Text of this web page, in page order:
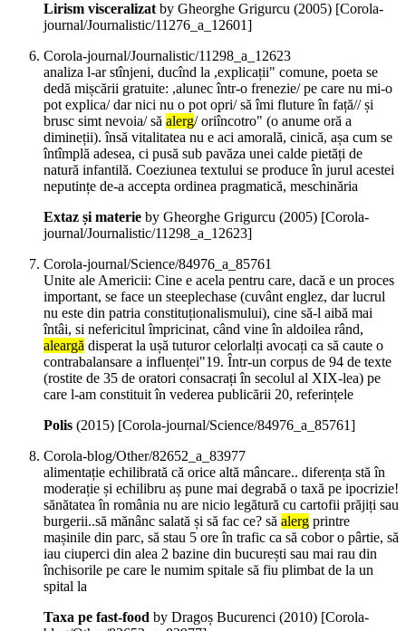
Lirism visceralizatby Gheorghe Grigurcu (2005) [Corola-
journal/Journalistic/11276_a_12601]
Corola-journal/Journalistic/11298_a_12623
analiza l-ar stînjeni, ducînd la ,explicații" comune, poeta se
dedă mișcării gratuite: ,alunec într-o frenezie/ pe care nu mi-o
pot explica/ dar nici nu o pot opri/ să îmi fluture în față// și
brusc simt nevoia/ să alerg/ oriîncotro" (o anume oră a
dimineții). însă vitalitatea nu e aci amorală, cinică, așa cum se
întîmplă adesea, ci pusă sub pavăza unei calde pietăți de
natură infantilă. Coeziunea textului se produce în jurul acestei
neputințe de-a accepta ordinea pragmatică, meschinăria
Extaz și materie by Gheorghe Grigurcu (2005) [Corola-
journal/Journalistic/11298_a_12623]
Corola-journal/Science/84976_a_85761
Unite ale Americii: Cine e acela pentru care, dacă e un proces
important, se face un steeplechase (cuvânt englez, dar lucrul
nu este din patria constituționalismului), cine să-l aibă mai
întâi, si nefericitul împricinat, când vine în aldoilea rând,
aleargă disperat la ușă tuturor celorlalți avocați ca să caute o
contrabalansare a influenței"19. Într-un corpus de 94 de texte
(rostite de 35 de oratori consacrați în secolul al XIX-lea) pe
care l-am constituit în vederea publicării 20, referințele
Polis (2015) [Corola-journal/Science/84976_a_85761]
Corola-blog/Other/82652_a_83977
alimentație echilibrată că orice altă mâncare.. diferența stă în
moderație și echilibru aș pune mai degrabă o taxă pe ipocrizie!
sănătatea în românia nu are nicio legătură cu cartofii prăjiți sau
burgerii..să mănânc salată și să fac ce? să alerg printre
mașinile din parc, să stau 5 ore în trafic ca să cobor o pârtie, să
iau ciuperci din alea 2 bazine din bucurești sau mai rau din
închisorile pe care le numim spitale să fiu plimbat de la un
spital la
Taxa pe fast-food by Dragoș Bucurenci (2010) [Corola-